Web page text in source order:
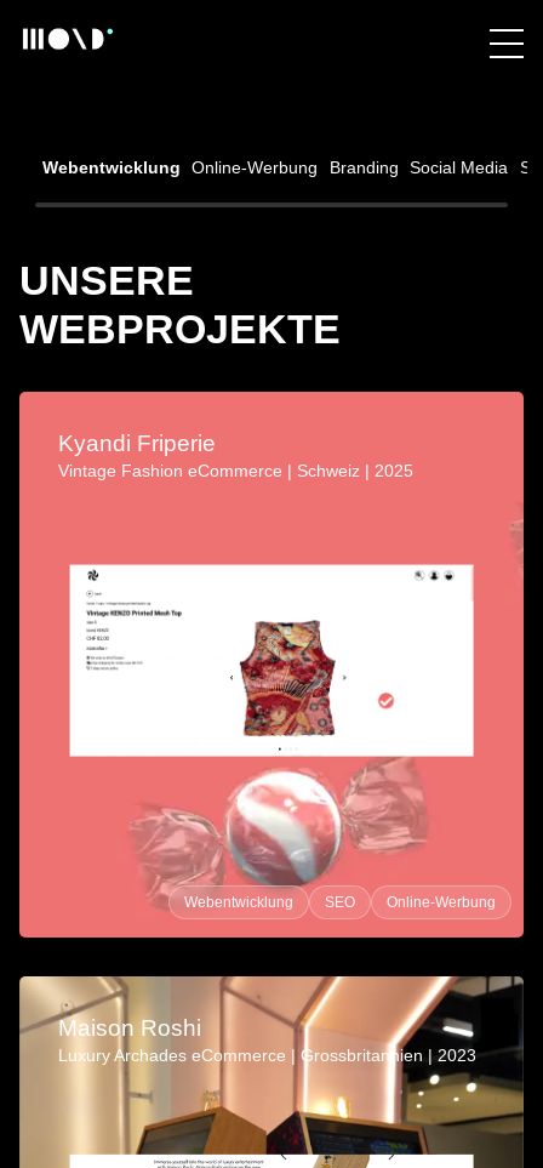
Webentwicklung Online-Werbung Branding Social Media
UNSERE
WEBPROJEKTE
Kyandi Friperie
Vintage Fashion eCommerce | Schweiz | 2025
Webentwicklung SEO Online-Werbung
Maison Roshi
Luxury Archades eCommerce | Grossbritannien | 2023